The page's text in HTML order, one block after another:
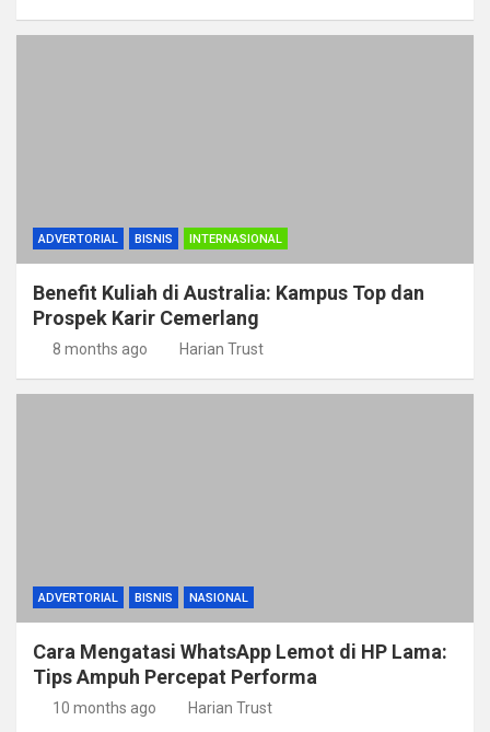
ADVERTORIAL BISNIS INTERNASIONAL
Benefit Kuliah di Australia: Kampus Top dan
Prospek Karir Cemerlang
8 months ago Harian Trust
ADVERTORIAL BISNIS NASIONAL
Cara Mengatasi WhatsApp Lemot di HP Lama:
Tips Ampuh Percepat Performa
10 months ago Harian Trust